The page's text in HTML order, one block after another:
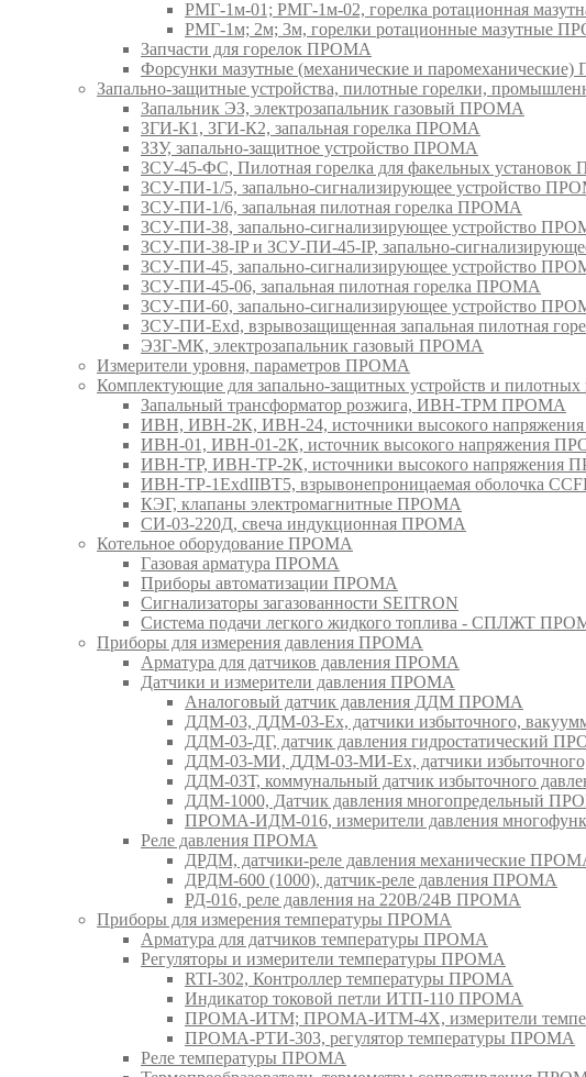
РМГ-1м-01; РМГ-1м-02, горелка ротационная
РМГ-1м; 2м; 3м, горелки ротационные мазутные
Запчасти для горелок ПРОМА
Форсунки мазутные (механические и
Запально-защитные устройства, пилотные горелки,
Запальник ЭЗ, электрозапальник газовый ПРОМА
ЗГИ-К1, ЗГИ-К2, запальная горелка ПРОМА
ЗЗУ, запально-защитное устройство ПРОМА
ЗСУ-45-ФС, Пилотная горелка для факельных
ЗСУ-ПИ-1/5, запально-сигнализирующее устройство
ЗСУ-ПИ-1/6, запальная пилотная горелка ПРОМА
ЗСУ-ПИ-38, запально-сигнализирующее устройство
ЗСУ-ПИ-38-IP и ЗСУ-ПИ-45-IP, запально-
ЗСУ-ПИ-45, запально-сигнализирующее устройство
ЗСУ-ПИ-45-06, запальная пилотная горелка ПРОМА
ЗСУ-ПИ-60, запально-сигнализирующее устройство
ЗСУ-ПИ-Exd, взрывозащищенная запальная пилотная
ЭЗГ-МК, электрозапальник газовый ПРОМА
Измерители уровня, параметров ПРОМА
Комплектующие для запально-защитных устройств и
Запальный трансформатор розжига, ИВН-ТРМ ПРОМА
ИВН, ИВН-2К, ИВН-24, источники высокого
ИВН-01, ИВН-01-2К, источник высокого напряжения
ИВН-ТР, ИВН-ТР-2К, источники высокого напряжения
ИВН-ТР-1ExdIIBT5, взрывонепроницаемая оболочка
КЭГ, клапаны электромагнитные ПРОМА
СИ-03-220Д, свеча индукционная ПРОМА
Котельное оборудование ПРОМА
Газовая арматура ПРОМА
Приборы автоматизации ПРОМА
Сигнализаторы загазованности SEITRON
Система подачи легкого жидкого топлива - СПЛЖТ
Приборы для измерения давления ПРОМА
Арматура для датчиков давления ПРОМА
Датчики и измерители давления ПРОМА
Аналоговый датчик давления ДДМ ПРОМА
ДДМ-03, ДДМ-03-Ех, датчики избыточного,
ДДМ-03-ДГ, датчик давления гидростатический
ДДМ-03-МИ, ДДМ-03-МИ-Ех, датчики избыточного,
ДДМ-03Т, коммунальный датчик избыточного
ДДМ-1000, Датчик давления многопредельный
ПРОМА-ИДМ-016, измерители давления
Реле давления ПРОМА
ДРДМ, датчики-реле давления механические
ДРДМ-600 (1000), датчик-реле давления ПРОМА
РД-016, реле давления на 220В/24В ПРОМА
Приборы для измерения температуры ПРОМА
Арматура для датчиков температуры ПРОМА
Регуляторы и измерители температуры ПРОМА
RTI-302, Контроллер температуры ПРОМА
Индикатор токовой петли ИТП-110 ПРОМА
ПРОМА-ИТМ; ПРОМА-ИТМ-4Х, измерители
ПРОМА-РТИ-303, регулятор температуры ПРОМА
Реле температуры ПРОМА